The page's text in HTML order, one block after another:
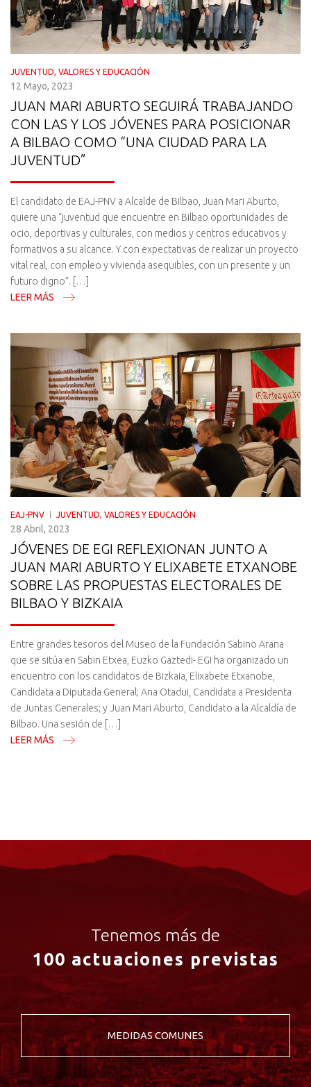
JUVENTUD, VALORES Y EDUCACIÓN
12 Mayo, 2023
JUAN MARI ABURTO SEGUIRÁ TRABAJANDO
CON LAS Y LOS JÓVENES PARA POSICIONAR
A BILBAO COMO “UNA CIUDAD PARA LA
JUVENTUD”
El candidato de EAJ-PNV a Alcalde de Bilbao, Juan Mari Aburto,
quiere una “juventud que encuentre en Bilbao oportunidades de
ocio, deportivas y culturales, con medios y centros educativos y
formativos a su alcance. Y con expectativas de realizar un proyecto
vital real, con empleo y vivienda asequibles, con un presente y un
futuro digno”. […]
LEER MÁS
EAJ-PNV JUVENTUD, VALORES Y EDUCACIÓN
28 Abril, 2023
JÓVENES DE EGI REFLEXIONAN JUNTO A
JUAN MARI ABURTO Y ELIXABETE ETXANOBE
SOBRE LAS PROPUESTAS ELECTORALES DE
BILBAO Y BIZKAIA
Entre grandes tesoros del Museo de la Fundación Sabino Arana
que se sitúa en Sabin Etxea, Euzko Gaztedi- EGI ha organizado un
encuentro con los candidatos de Bizkaia, Elixabete Etxanobe,
Candidata a Diputada General; Ana Otadui, Candidata a Presidenta
de Juntas Generales; y Juan Mari Aburto, Candidato a la Alcaldía de
Bilbao. Una sesión de […]
LEER MÁS
Tenemos más de
100 actuaciones previstas
MEDIDAS COMUNES